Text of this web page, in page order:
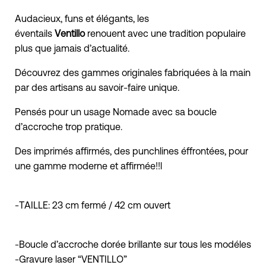
Audacieux, funs et élégants, les
éventails Ventillorenouent avec une tradition populaire
plus que jamais d’actualité.
Découvrez des gammes originales fabriquées à la main
par des artisans au savoir-faire unique.
Pensés pour un usage Nomade avec sa boucle
d’accroche trop pratique.
Des imprimés affirmés, des punchlines éffrontées, pour
une gamme moderne et affirmée!!l
-TAILLE: 23 cm fermé / 42 cm ouvert
-Boucle d’accroche dorée brillante sur tous les modéles
-Gravure laser “VENTILLO”